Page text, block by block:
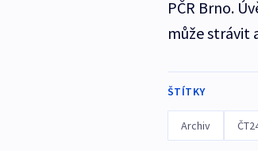
PČR Brno.
může strávit
ŠTÍTKY
Archiv